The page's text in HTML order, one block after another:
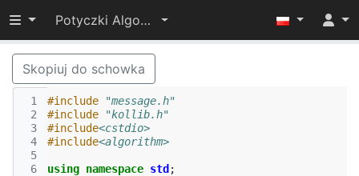
Przełącz widoczność menu
Potyczki Algorytmiczne 2014
Skopiuj do schowka
1
2
3
4
5
6
#include
"message.h"
#include
"kollib.h"
#include<cstdio>
#include<algorithm>
using namespace std ;